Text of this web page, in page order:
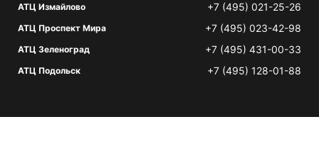
АТЦ Измайлово +7 (495) 021-25-26
АТЦ Проспект Мира +7 (495) 023-42-98
АТЦ Зеленоград +7 (495) 431-00-33
АТЦ Подольск +7 (495) 128-01-88